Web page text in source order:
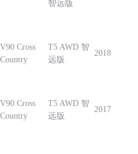
智远版
V90 Cross
Country
T5 AWD 智
远版
2018
V90 Cross
Country
T5 AWD 智
远版
2017